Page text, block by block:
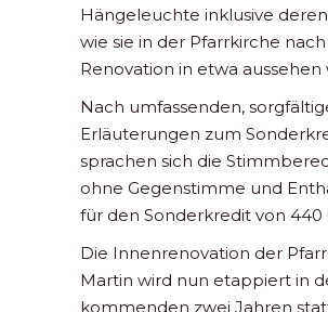
Hängeleuchte inklusive
wie sie in der Pfarrkirche
Renovation in etwa aussehen
Nach umfassenden,
Erläuterungen zum
sprachen sich die
ohne Gegenstimme und
für den Sonderkredit von 440
Die Innenrenovation der
Martin wird nun etappiert in
kommenden zwei Jahren